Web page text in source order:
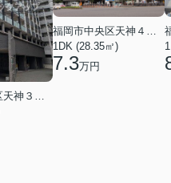
福岡市中央区天神３丁目
1DK (28.35㎡)
7.3万円